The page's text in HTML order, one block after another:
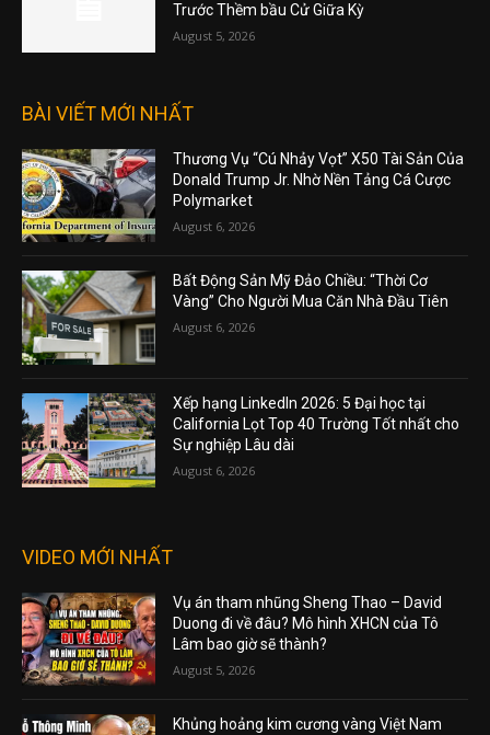
Trước Thềm bầu Cử Giữa Kỳ
August 5, 2026
BÀI VIẾT MỚI NHẤT
Thương Vụ “Cú Nhảy Vọt” X50 Tài Sản Của
Donald Trump Jr. Nhờ Nền Tảng Cá Cược
Polymarket
August 6, 2026
Bất Động Sản Mỹ Đảo Chiều: “Thời Cơ
Vàng” Cho Người Mua Căn Nhà Đầu Tiên
August 6, 2026
Xếp hạng LinkedIn 2026: 5 Đại học tại
California Lọt Top 40 Trường Tốt nhất cho
Sự nghiệp Lâu dài
August 6, 2026
VIDEO MỚI NHẤT
Vụ án tham nhũng Sheng Thao – David
Duong đi về đâu? Mô hình XHCN của Tô
Lâm bao giờ sẽ thành?
August 5, 2026
Khủng hoảng kim cương vàng Việt Nam